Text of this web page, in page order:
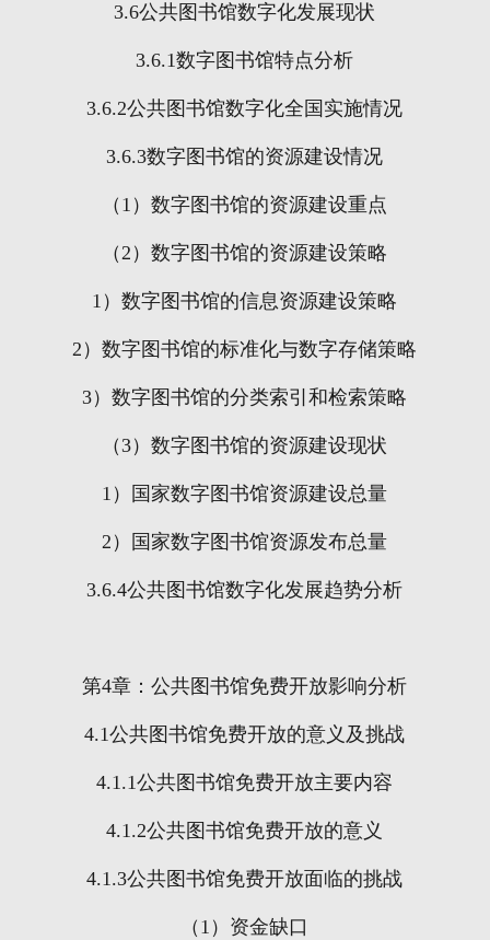
3.6公共图书馆数字化发展现状
3.6.1数字图书馆特点分析
3.6.2公共图书馆数字化全国实施情况
3.6.3数字图书馆的资源建设情况
（ 1 ）数字图书馆的资源建设重点
（2 ）数字图书馆的资源建设策略
1 ）数字图书馆的信息资源建设策略
2 ）数字图书馆的标准化与数字存储策略
3）数字图书馆的分类索引和检索策略
（3）数字图书馆的资源建设现状
1 ）国家数字图书馆资源建设总量
2 ）国家数字图书馆资源发布总量
3.6.4公共图书馆数字化发展趋势分析
第4章：公共图书馆免费开放影响分析
4.1公共图书馆免费开放的意义及挑战
4.1.1公共图书馆免费开放主要内容
4.1.2公共图书馆免费开放的意义
4.1.3公共图书馆免费开放面临的挑战
（ 1 ）资金缺口